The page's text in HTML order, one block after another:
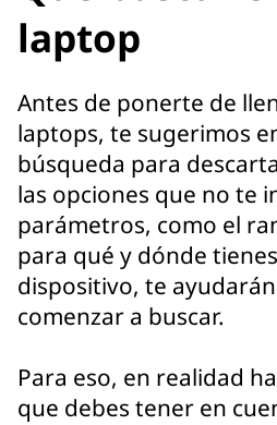
laptop
Antes de ponerte de
laptops, te sugerimos
búsqueda para
las opciones que no te
parámetros, como el
para qué y dónde
dispositivo, te
comenzar a buscar.
Para eso, en realidad
que debes tener en